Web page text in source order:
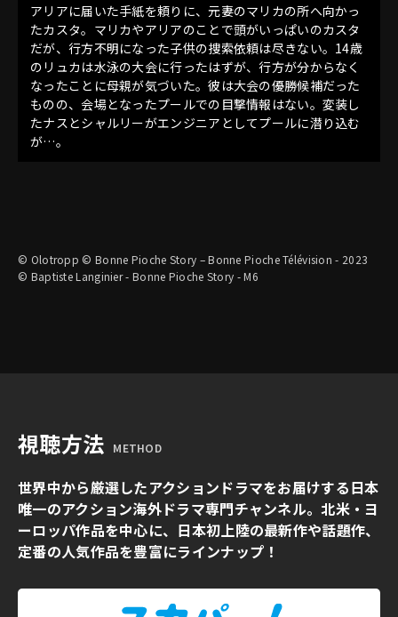
アリアに届いた手紙を頼りに、元妻のマリカの所へ向かっ
たカスタ。マリカやアリアのことで頭がいっぱいのカスタ
だが、行方不明になった子供の捜索依頼は尽きない。14歳
のリュカは水泳の大会に行ったはずが、行方が分からなく
なったことに母親が気づいた。彼は大会の優勝候補だった
ものの、会場となったプールでの目撃情報はない。変装し
たナスとシャルリーがエンジニアとしてプールに潜り込む
が…。
© Olotropp © Bonne Pioche Story – Bonne Pioche Télévision - 2023
© Baptiste Langinier - Bonne Pioche Story - M6
視聴方法 METHOD
世界中から厳選したアクションドラマをお届けする日本
唯一のアクション海外ドラマ専門チャンネル。北米・ヨ
ーロッパ作品を中心に、日本初上陸の最新作や話題作、
定番の人気作品を豊富にラインナップ！